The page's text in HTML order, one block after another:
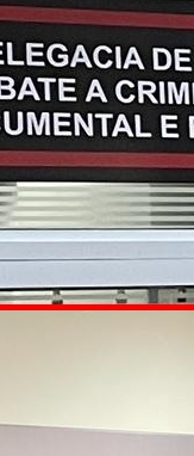
VENCE
QUARTAS DA